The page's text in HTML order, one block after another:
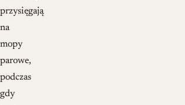
przysięgają
na
mopy
parowe,
podczas
gdy